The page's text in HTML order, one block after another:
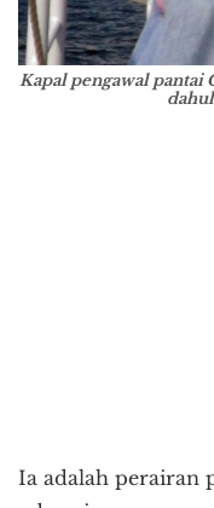
Kapal pengawal pantai
Ia adalah perairan